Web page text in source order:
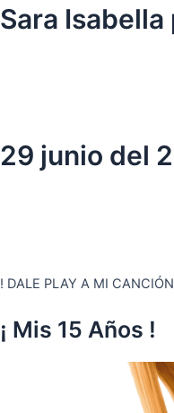
Ir
al
Sara
29 junio del
! DALE PLAY A MI CANCIÓN
¡ Mis 15 Años !